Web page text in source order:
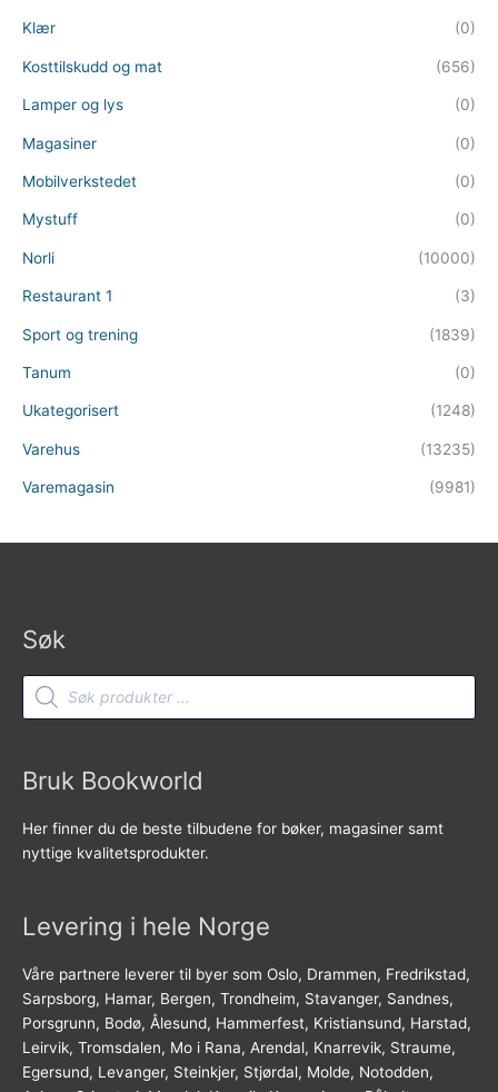
Klær (0)
Kosttilskudd og mat (656)
Lamper og lys (0)
Magasiner (0)
Mobilverkstedet (0)
Mystuff (0)
Norli (10000)
Restaurant 1 (3)
Sport og trening (1839)
Tanum (0)
Ukategorisert (1248)
Varehus (13235)
Varemagasin (9981)
Søk
Products
search
Bruk Bookworld
Her finner du de beste tilbudene for bøker, magasiner samt
nyttige kvalitetsprodukter.
Levering i hele Norge
Våre partnere leverer til byer som Oslo, Drammen, Fredrikstad,
Sarpsborg, Hamar, Bergen, Trondheim, Stavanger, Sandnes,
Porsgrunn, Bodø, Ålesund, Hammerfest, Kristiansund, Harstad,
Leirvik, Tromsdalen, Mo i Rana, Arendal, Knarrevik, Straume,
Egersund, Levanger, Steinkjer, Stjørdal, Molde, Notodden,